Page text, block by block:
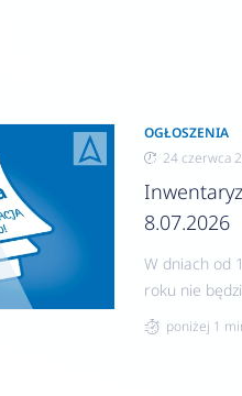
OGŁOSZENIA
24 czerwca
8.07.2026
W dniach od
roku nie
realizacja
poniżej 1